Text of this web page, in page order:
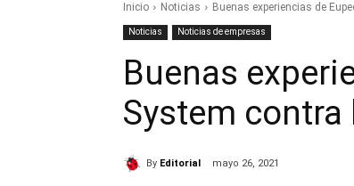
Inicio Noticias Buenas experiencias de
Noticias Noticias de empresas
Buenas
System
By Editorial mayo 26, 2021